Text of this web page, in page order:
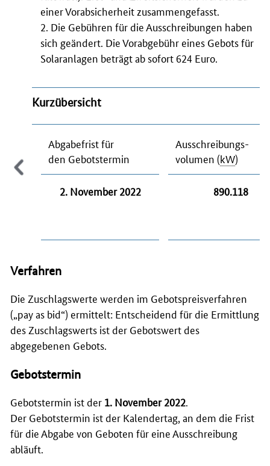
einer Vorabsicherheit zusammengefasst.
2. Die Gebühren für die Ausschreibungen haben
sich geändert. Die Vorabgebühr eines Gebots für
Solaranlagen beträgt ab sofort 624 Euro.
Kurzübersicht
Abgabefrist für
den Gebotstermin
Ausschreibungs-
volumen (kW)
2. November 2022 890.118
Verfahren
Die Zuschlagswerte werden im Gebotspreisverfahren
(„pay as bid“) ermittelt: Entscheidend für die Ermittlung
des Zuschlagswerts ist der Gebotswert des
abgegebenen Gebots.
Gebotstermin
Gebotstermin ist der 1. November 2022.
Der Gebotstermin ist der Kalendertag, an dem die Frist
für die Abgabe von Geboten für eine Ausschreibung
abläuft.